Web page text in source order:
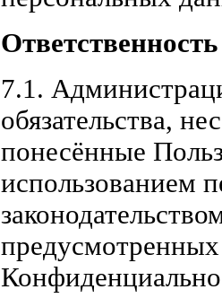
7.1.
обязательства,
понесённые
использованием